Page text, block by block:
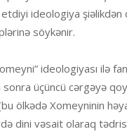
ideologiya şiəlikdən
söykənir.
ideologiyası ilə
sonra üçüncü cərgəyə
ölkədə Xomeyninin
dini vəsait olaraq tədris